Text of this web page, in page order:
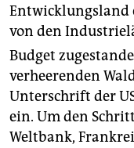
Entwicklungsland
von den
Budget
verheerenden
Unterschrift der
ein. Um den
Weltbank,